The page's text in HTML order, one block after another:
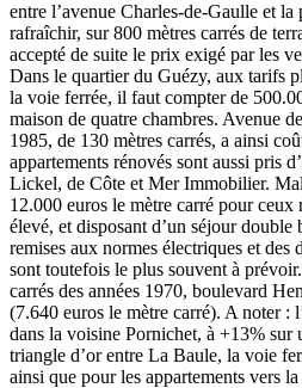
entre l’avenue Charles-de-Gaulle et la
rafraîchir, sur 800 mètres carrés de
accepté de suite le prix exigé par les
Dans le quartier du Guézy, aux tarifs
la voie ferrée, il faut compter de
maison de quatre chambres. Avenue
1985, de 130 mètres carrés, a ainsi
appartements rénovés sont aussi pris
Lickel, de Côte et Mer Immobilier.
12.000 euros le mètre carré pour ceux
élevé, et disposant d’un séjour double
remises aux normes électriques et des
sont toutefois le plus souvent à
carrés des années 1970, boulevard
(7.640 euros le mètre carré). A noter :
dans la voisine Pornichet, à +13% sur
triangle d’or entre La Baule, la voie
ainsi que pour les appartements vers la